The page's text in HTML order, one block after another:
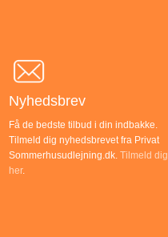
Nyhedsbrev
Få de bedste tilbud i din indbakke.
Tilmeld dig nyhedsbrevet fra Privat
Sommerhusudlejning.dk.Tilmeld dig
her.